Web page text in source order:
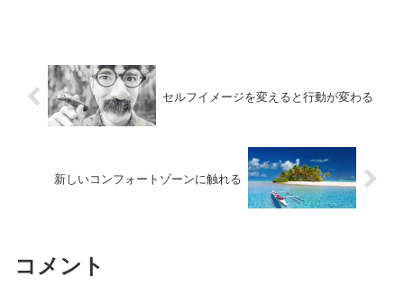
セルフイメージを変えると行動が変わる
新しいコンフォートゾーンに触れる
コメント